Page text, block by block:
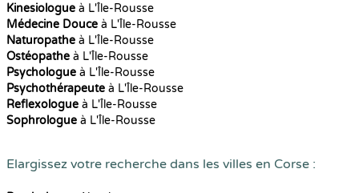
Kinesiologue à L'Île-Rousse
Médecine Douce à L'Île-Rousse
Naturopathe à L'Île-Rousse
Ostéopathe à L'Île-Rousse
Psychologue à L'Île-Rousse
Psychothérapeute à L'Île-Rousse
Reflexologue à L'Île-Rousse
Sophrologue à L'Île-Rousse
Elargissez votre recherche dans les villes en Corse :